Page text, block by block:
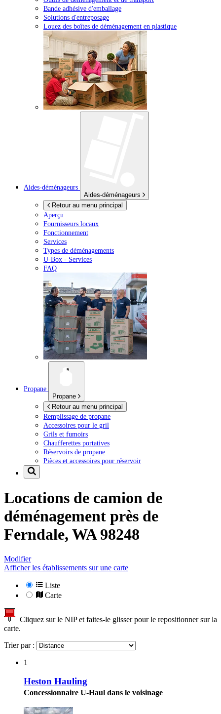
Bande adhésive d'emballage
Solutions d'entreposage
Louez des boîtes de déménagement en plastique
Aides-déménageurs
Aides-déménageurs
Retour au menu principal
Aperçu
Fournisseurs locaux
Fonctionnement
Services
Types de déménagements
U-Box - Services
FAQ
Propane
Propane
Retour au menu principal
Remplissage de propane
Accessoires pour le gril
Grils et fumoirs
Chaufferettes portatives
Réservoirs de propane
Pièces et accessoires pour réservoir
Locations de camion de
déménagement près de
Ferndale, WA 98248
Modifier
Afficher les établissements sur une carte
Liste
Carte
Cliquez sur le NIP et faites-le glisser pour le repositionner sur la
carte.
Trier par :
1
Heston Hauling
Concessionnaire U-Haul dans le voisinage